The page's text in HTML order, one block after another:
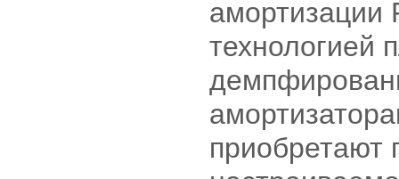
амортизации
технологией
приобретают